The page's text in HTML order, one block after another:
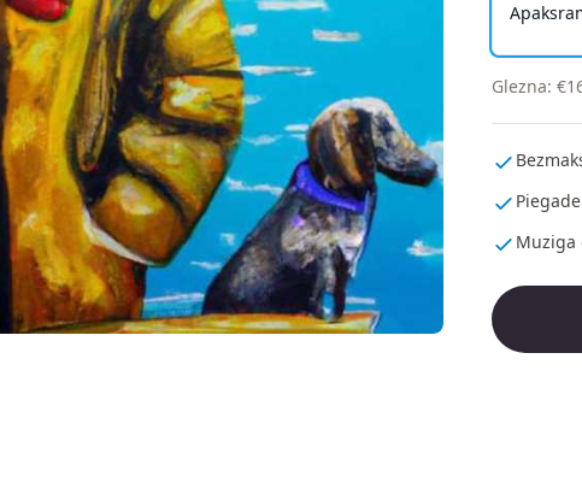
Glezna:€
Muziga